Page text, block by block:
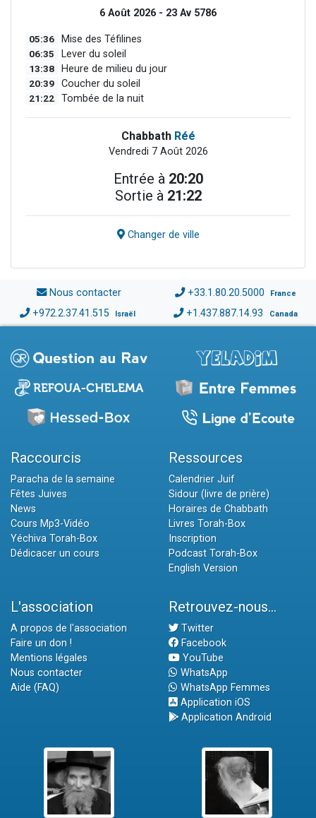
6 Août 2026 - 23 Av 5786
05:36 Mise des Téfilines
06:35 Lever du soleil
13:38 Heure de milieu du jour
20:39 Coucher du soleil
21:22 Tombée de la nuit
Chabbath Réé
Vendredi 7 Août 2026
Entrée à 20:20
Sortie à 21:22
Changer de ville
Nous contacter +33.1.80.20.5000 France
+972.2.37.41.515 Israël +1.437.887.14.93 Canada
Raccourcis
Paracha de la semaine
Fêtes Juives
News
Cours Mp3-Vidéo
Yéchiva Torah-Box
Dédicacer un cours
Ressources
Calendrier Juif
Sidour (livre de prière)
Horaires de Chabbath
Livres Torah-Box
Inscription
Podcast Torah-Box
English Version
L'association
A propos de l'association
Faire un don !
Mentions légales
Nous contacter
Aide (FAQ)
Retrouvez-nous...
Twitter
Facebook
YouTube
WhatsApp
WhatsApp Femmes
Application iOS
Application Android